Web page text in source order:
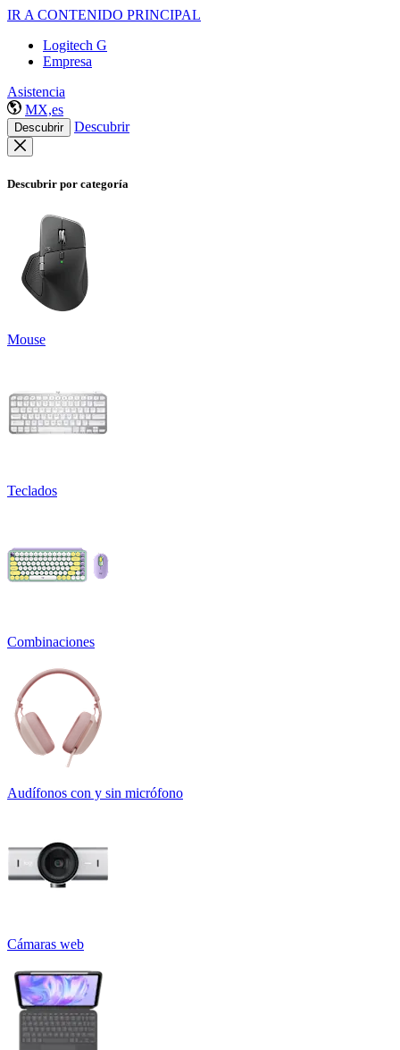
IR A CONTENIDO PRINCIPAL
Logitech G
Empresa
Asistencia
MX,es
Descubrir Descubrir
Descubrir por categoría
Mouse
Teclados
Combinaciones
Audífonos con y sin micrófono
Cámaras web